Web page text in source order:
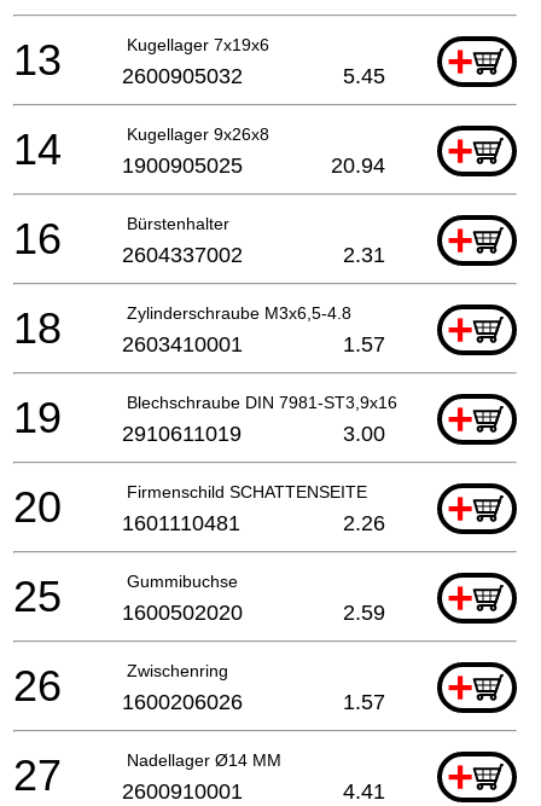
Kugellager 7x19x6 +
13 2600905032 5.45
Kugellager 9x26x8 +
14 1900905025 20.94
Bürstenhalter +
16 2604337002 2.31
Zylinderschraube M3x6,5-4.8 +
18 2603410001 1.57
Blechschraube DIN 7981-ST3,9x16-C-H +
19 2910611019 3.00
Firmenschild SCHATTENSEITE +
20 1601110481 2.26
Gummibuchse +
25 1600502020 2.59
Zwischenring +
26 1600206026 1.57
Nadellager Ø14 MM +
27 2600910001 4.41